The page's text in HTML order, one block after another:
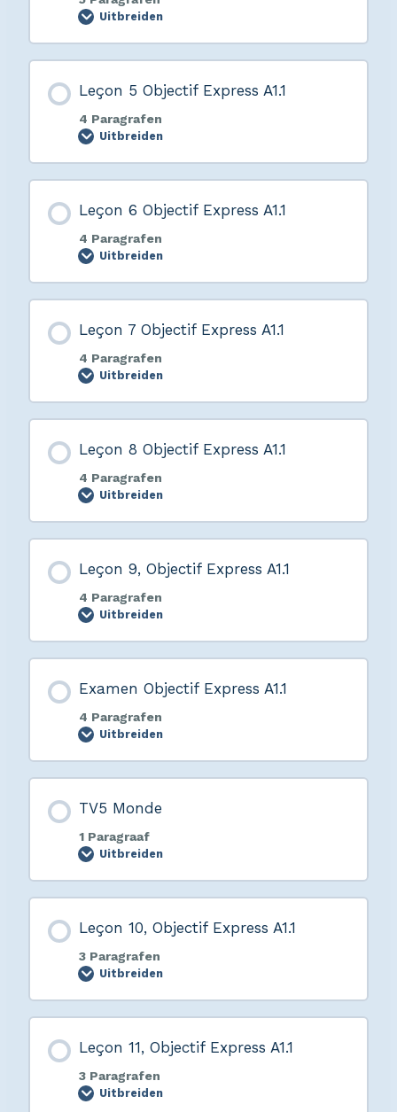
Uitbreiden
Leçon 5 Objectif Express A1.1
4 Paragrafen
Uitbreiden
Leçon 6 Objectif Express A1.1
4 Paragrafen
Uitbreiden
Leçon 7 Objectif Express A1.1
4 Paragrafen
Uitbreiden
Leçon 8 Objectif Express A1.1
4 Paragrafen
Uitbreiden
Leçon 9, Objectif Express A1.1
4 Paragrafen
Uitbreiden
Examen Objectif Express A1.1
4 Paragrafen
Uitbreiden
TV5 Monde
1 Paragraaf
Uitbreiden
Leçon 10, Objectif Express A1.1
3 Paragrafen
Uitbreiden
Leçon 11, Objectif Express A1.1
3 Paragrafen
Uitbreiden